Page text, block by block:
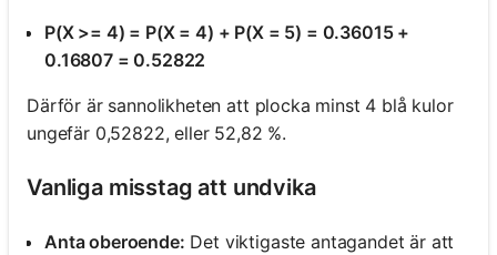
P(X >= 4) = P(X = 4) + P(X = 5) = 0.36015 +
0.16807 = 0.52822
Därför är sannolikheten att plocka minst 4 blå kulor
ungefär 0,52822, eller 52,82 %.
Vanliga misstag att undvika
Anta oberoende: Det viktigaste antagandet är att